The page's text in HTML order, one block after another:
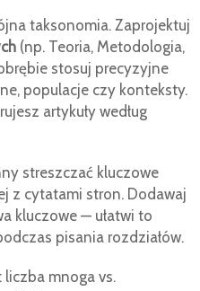
taksonomia. Zaprojektuj
(np. Teoria, Metodologia,
stosuj precyzyjne
populacje czy konteksty.
artykuły według
streszczać kluczowe
z cytatami stron. Dodawaj
kluczowe — ułatwi to
pisania rozdziałów.
mnoga vs.